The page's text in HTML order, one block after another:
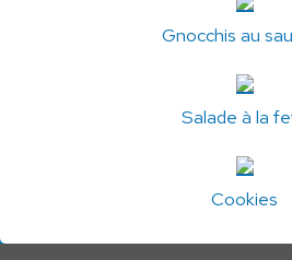
Gnocchis au
Salade à la
Cookies